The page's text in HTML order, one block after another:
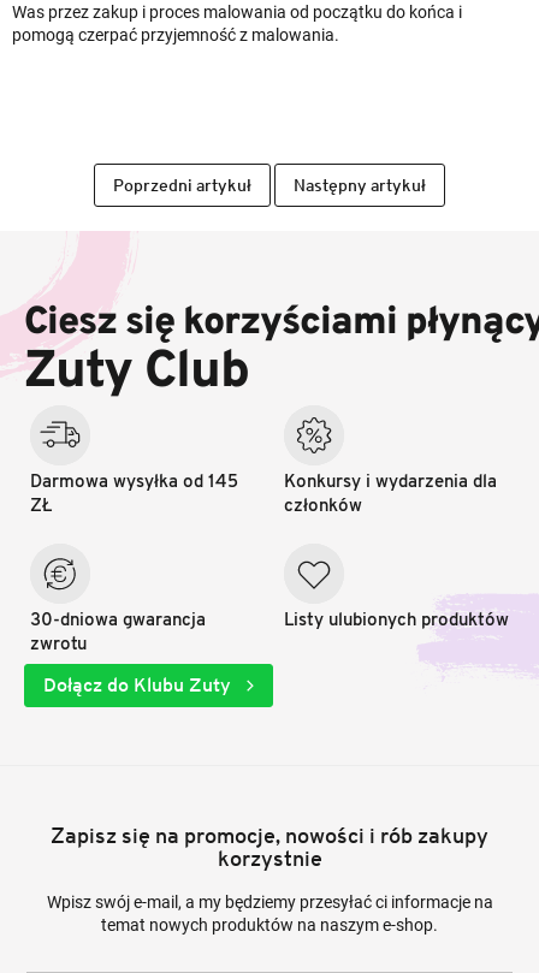
Was przez zakup i proces malowania od początku do końca i
pomogą czerpać przyjemność z malowania.
Poprzedni artykuł Następny artykuł
p
k
a
Ciesz się korzyściami
Zuty Club
Darmowa wysyłka od 145
ZŁ
30-dniowa gwarancja
zwrotu
Konkursy i wydarzenia dla
członków
Listy ulubionych produktów
Dołącz do Klubu Zuty
Zapisz się na promocje, nowości i rób zakupy
korzystnie
Wpisz swój e-mail, a my będziemy przesyłać ci informacje na
temat nowych produktów na naszym e-shop.